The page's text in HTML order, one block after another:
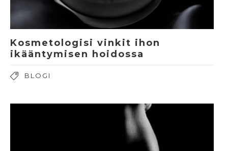
Kosmetologisi vinkit ihon
ikääntymisen hoidossa
BLOGI